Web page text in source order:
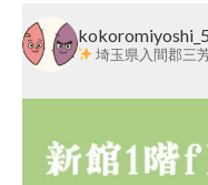
莱
会
埼玉県入間郡三